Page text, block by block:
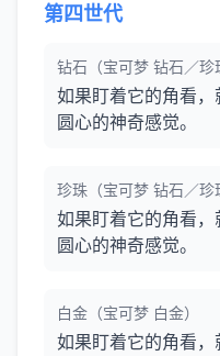
第四世代
钻石（宝可梦 钻石／珍
如果盯着它的角看
圆心的神奇感觉。
珍珠（宝可梦 钻石／珍
如果盯着它的角看
圆心的神奇感觉。
白金（宝可梦 白金）
如果盯着它的角看